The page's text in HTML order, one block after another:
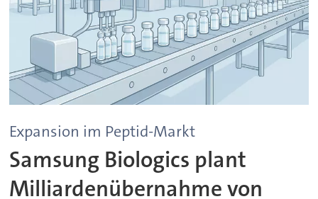
Expansion im Peptid-Markt
Samsung Biologics plant
Milliardenübernahme von